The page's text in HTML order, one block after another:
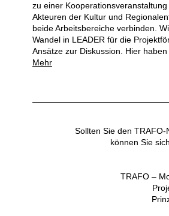
zu einer
Akteuren der Kultur und
beide Arbeitsbereiche verbinden.
Wandel in LEADER für die
Ansätze zur Diskussion. Hier
Mehr
Sollten Sie den
können Sie
TRAFO –